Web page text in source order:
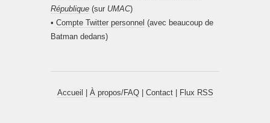
République (sur UMAC)
• Compte Twitter personnel (avec beaucoup de
Batman dedans)
Accueil | À propos/FAQ| Contact| Flux RSS